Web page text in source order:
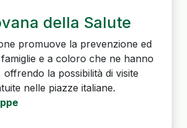
della Salute
promuove la prevenzione ed
e a coloro che ne hanno
offrendo la possibilità di visite
nelle piazze italiane.